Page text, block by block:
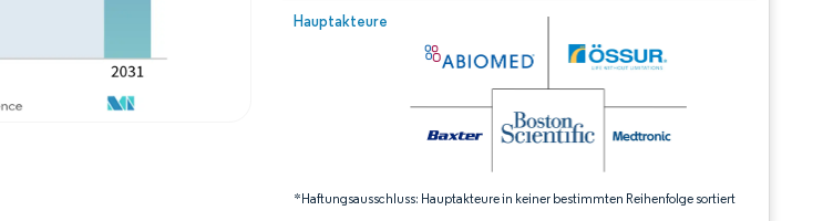
Hauptakteure
*Haftungsausschluss: Hauptakteure in keiner bestimmten Reihenfolge sortiert
Bild © Mordor Intelligence. Wiederverwendung erfordert Namensnennung gemäß CC BY 4.0.